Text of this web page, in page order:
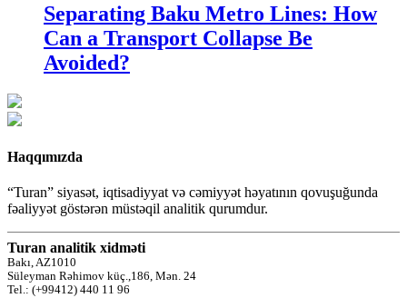
Separating Baku Metro Lines: How
Can a Transport Collapse Be
Avoided?
Haqqımızda
“Turan” siyasət, iqtisadiyyat və cəmiyyət həyatının qovuşuğunda
fəaliyyət göstərən müstəqil analitik qurumdur.
Turan analitik xidməti
Bakı, AZ1010
Süleyman Rəhimov küç.,186, Mən. 24
Tel.: (+99412) 440 11 96